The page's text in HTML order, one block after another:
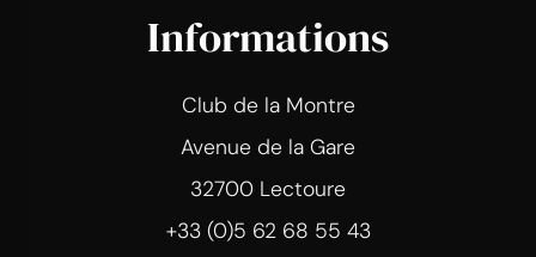
Informations
Club de la Montre
Avenue de la Gare
32700 Lectoure
+33 (0)5 62 68 55 43